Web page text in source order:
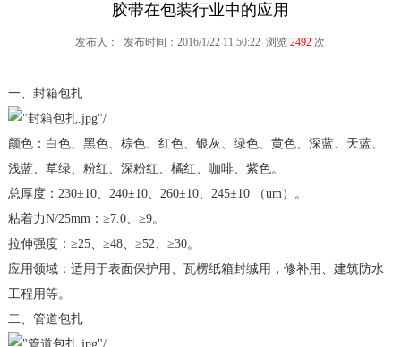
胶带在包装行业中的应用
发布人： 发布时间：2016/1/22 11:50:22 浏览2492 次
一、封箱包扎
颜色：白色、黑色、棕色、红色、银灰、绿色、黄色、深蓝、天蓝、
浅蓝、草绿、粉红、深粉红、橘红、咖啡、紫色。
总厚度：230±10、240±10、260±10、245±10 （um）。
粘着力N/25mm：≥7.0、≥9。
拉伸强度：≥25、≥48、≥52、≥30。
应用领域：适用于表面保护用、瓦楞纸箱封缄用，修补用、建筑防水
工程用等。
二、管道包扎